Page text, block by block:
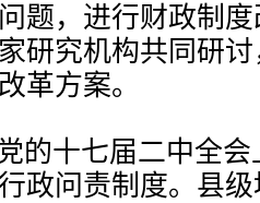
题，进行财政制
研究机构共同研
革方案。
的十七届二中全
政问责制度。县